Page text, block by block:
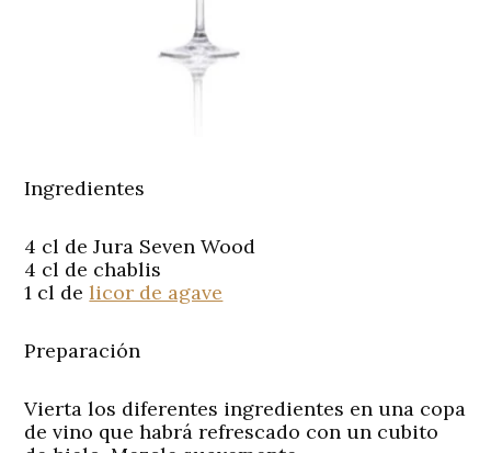
Ingredientes
4 cl de Jura Seven Wood
4 cl de chablis
1 cl delicor de agave
Preparación
Vierta los diferentes ingredientes en una copa
de vino que habrá refrescado con un cubito